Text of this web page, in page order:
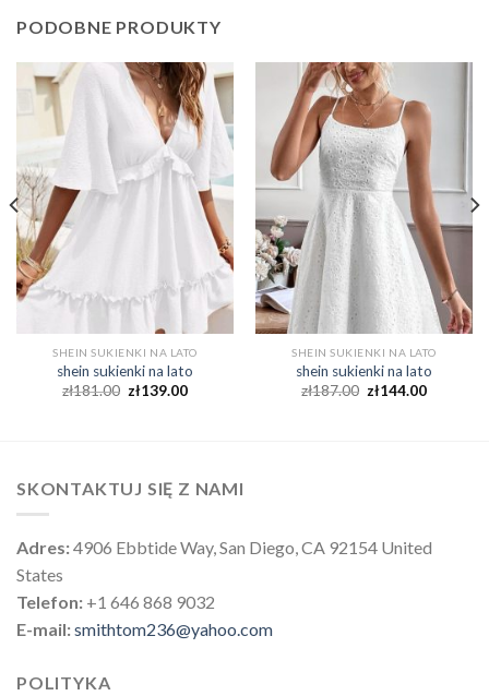
PODOBNE PRODUKTY
SHEIN SUKIENKI NA LATO
shein sukienki na lato
zł181.00 zł139.00
SHEIN SUKIENKI NA LATO
shein sukienki na lato
zł187.00 zł144.00
SKONTAKTUJ SIĘ Z NAMI
Adres:4906 Ebbtide Way, San Diego, CA 92154 United
States
Telefon: +1 646 868 9032
E-mail:smithtom236@yahoo.com
POLITYKA